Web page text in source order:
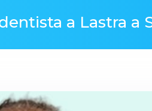
a Lastra a